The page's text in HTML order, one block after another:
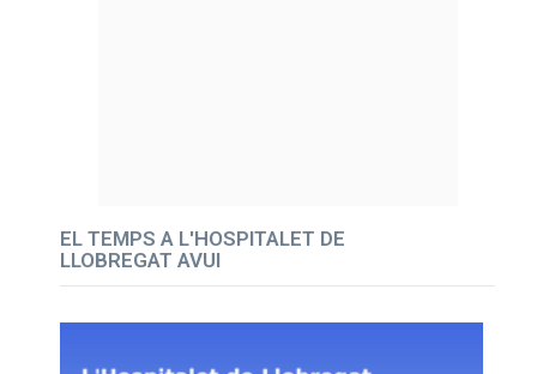
EL TEMPS A L'HOSPITALET DE
LLOBREGAT AVUI